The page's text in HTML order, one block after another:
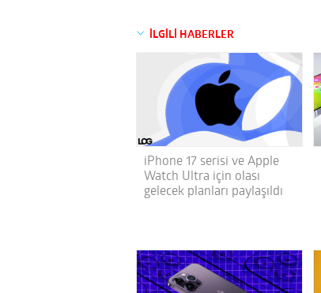
İLGİLİ HABERLER
iPhone 17 serisi ve Apple
Watch Ultra için olası
gelecek planları paylaşıldı